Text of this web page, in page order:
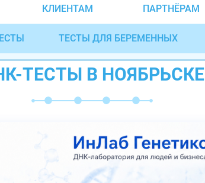
КЛИЕНТАМ ПАРТНЁРАМ
ТЕСТЫ ДЛЯ БЕРЕМЕННЫХ
ТЕСТЫ В НОЯБРЬСКЕ